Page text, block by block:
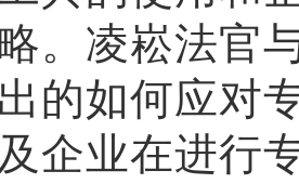
。凌崧法官
的如何应对
企业在进行